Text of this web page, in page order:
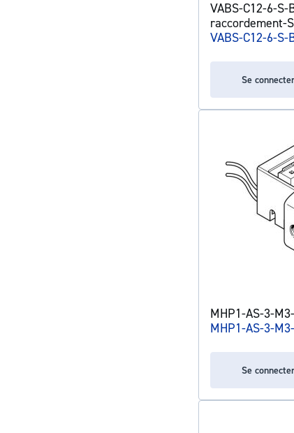
VABS-C12-6-S-
raccordement-
VABS-C12-6-S-
Se
MHP1-AS-3-
MHP1-AS-3-
Se